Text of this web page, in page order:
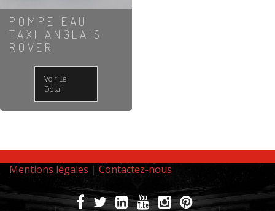
POMPE EAU
TAXI ANGLAIS
ROVER
Voir Le
Détail
Mentions légales | Contactez-nous